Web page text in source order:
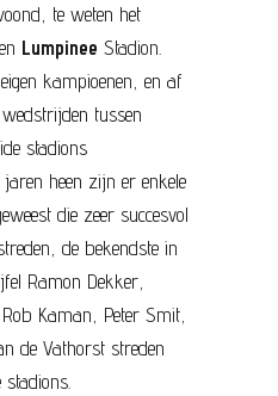
te weten het
Lumpinee Stadion.
kampioenen, en af
tussen
stadions
jaren heen zijn er enkele
die zeer succesvol
de bekendste in
Ramon Dekker,
Kaman, Peter Smit,
de Vathorst streden
stadions.